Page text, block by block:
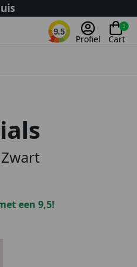
9.5
Profiel
0
Cart
een 9,5!